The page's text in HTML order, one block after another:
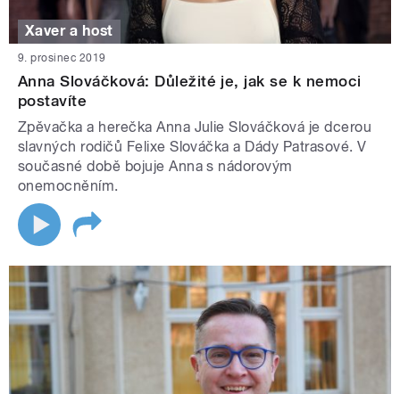
Xaver a host
9. prosinec 2019
Anna Slováčková: Důležité je, jak se k nemoci
postavíte
Zpěvačka a herečka Anna Julie Slováčková je dcerou
slavných rodičů Felixe Slováčka a Dády Patrasové. V
současné době bojuje Anna s nádorovým
onemocněním.